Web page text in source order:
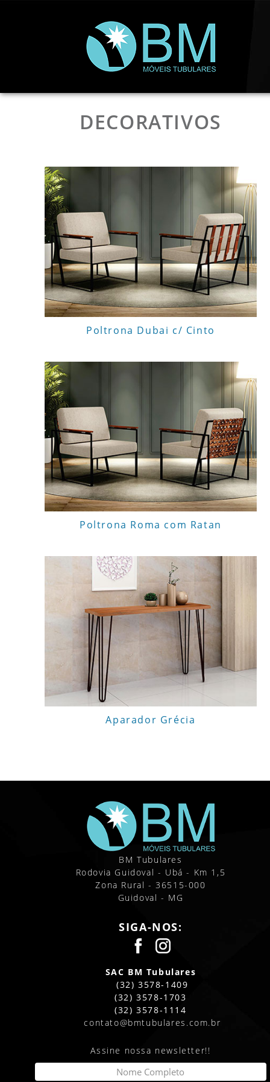
DECORATIVOS
Poltrona Dubai c/ Cinto
Poltrona Roma com Ratan
Aparador Grécia
BM Tubulares
Rodovia Guidoval - Ubá - Km 1,5
Zona Rural - 36515-000
Guidoval - MG
SIGA-NOS:
SAC BM Tubulares
(32) 3578-1409
(32) 3578-1703
(32) 3578-1114
contato@bmtubulares.com.br
Assine nossa newsletter!!